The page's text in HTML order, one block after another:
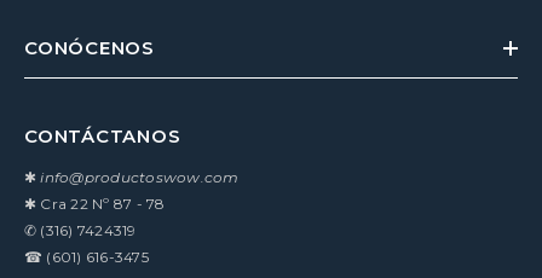
CONÓCENOS
CONTÁCTANOS
✱info@productoswow.com
✱ Cra 22 Nº 87 - 78
✆ (316) 7424319
☎ (601) 616-3475